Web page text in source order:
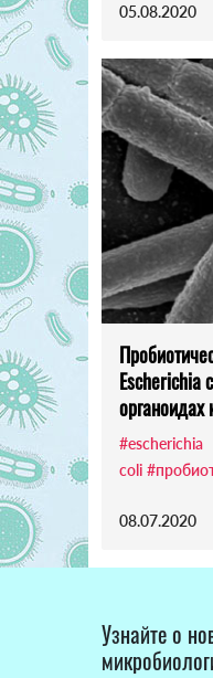
05.08.2020
Escherichia
органоидах
#escherichia
coli
08.07.2020
Узнайте о